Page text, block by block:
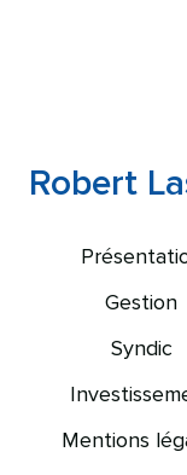
Robert
Gestion
Syndic
Mentions